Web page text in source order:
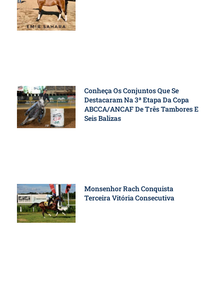
Conheça Os Conjuntos Que Se
Destacaram Na 3ª Etapa Da Copa
ABCCA/ANCAF De Três Tambores E
Seis Balizas
Monsenhor Rach Conquista
Terceira Vitória Consecutiva